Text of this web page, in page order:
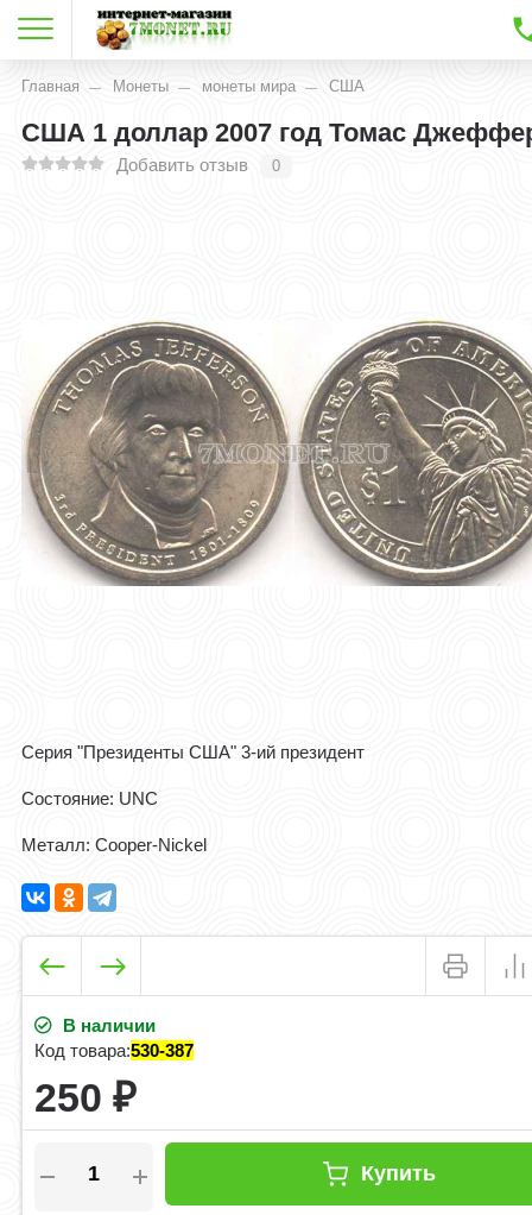
Главная Монеты монеты мира США
США 1 доллар 2007 год Томас
Добавить отзыв 0
Серия "Президенты США" 3-ий президент
Cостояние: UNC
Mеталл: Cooper-Nickel
В наличии
Код товара:530-387
250₽
Купить